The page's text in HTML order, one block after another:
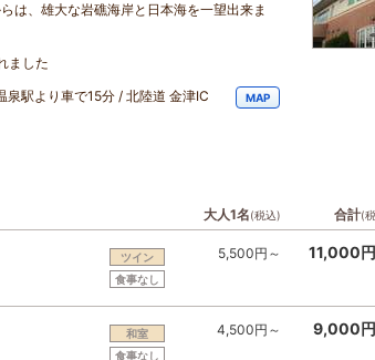
は、雄大な岩礁海岸と日本海を一望出来ま
ました
泉駅より車で15分 / 北陸道 金津IC
MAP
大人1名(税込) 合計(
ツイン
食事なし
5,500円～ 11,000
和室
食事なし
4,500円～ 9,000